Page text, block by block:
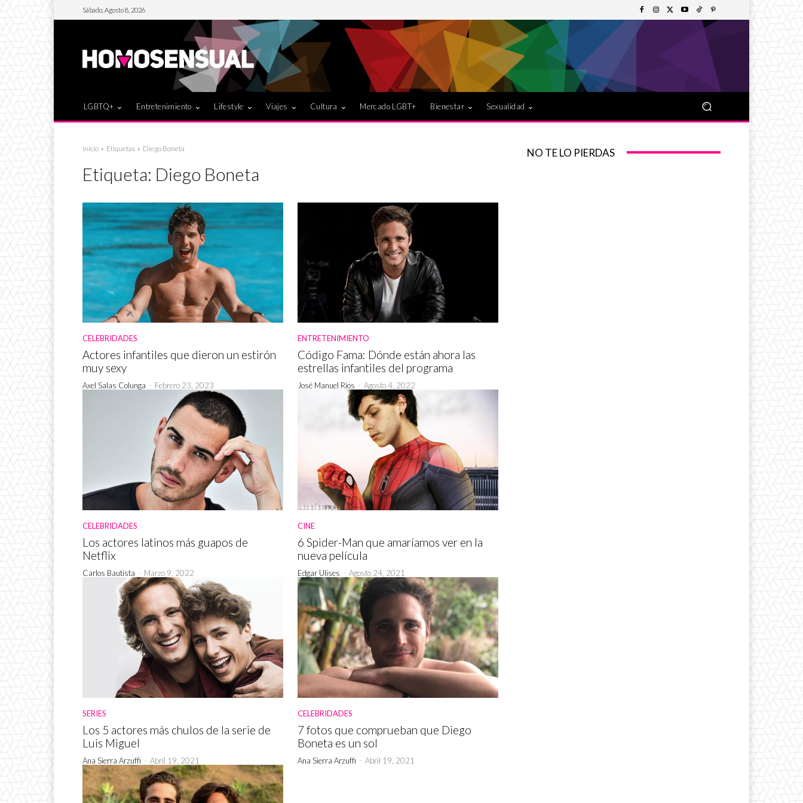
Sábado, Agosto 8, 2026
LGBTQ+ Entretenimiento Lifestyle Viajes Cultura Mercado LGBT+ Bienestar Sexualidad
Inicio Etiquetas Diego Boneta
Etiqueta: Diego Boneta
CELEBRIDADES
Actores infantiles que dieron un estirón
muy sexy
Axel Salas Colunga - Febrero 23, 2023
ENTRETENIMIENTO
Código Fama: Dónde están ahora las
estrellas infantiles del programa
José Manuel Ríos - Agosto 4, 2022
CELEBRIDADES
Los actores latinos más guapos de
Netflix
Carlos Bautista - Marzo 9, 2022
CINE
6 Spider-Man que amaríamos ver en la
nueva película
Edgar Ulises - Agosto 24, 2021
SERIES
Los 5 actores más chulos de la serie de
Luis Miguel
Ana Sierra Arzuffi - Abril 19, 2021
CELEBRIDADES
7 fotos que comprueban que Diego
Boneta es un sol
Ana Sierra Arzuffi - Abril 19, 2021
NO TE LO PIERDAS